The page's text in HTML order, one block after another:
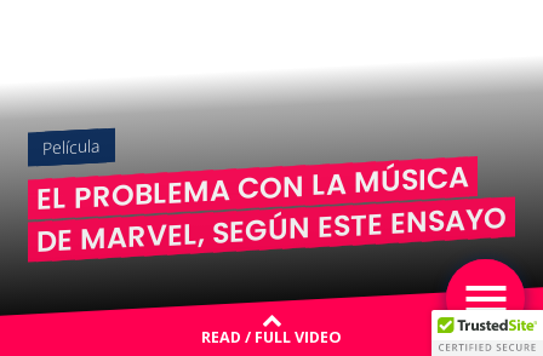
Película
EL PROBLEMA CON LA MÚSICA
DE MARVEL, SEGÚN ESTE ENSAYO
READ / FULL VIDEO